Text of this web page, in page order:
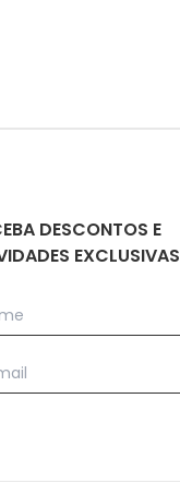
DESCONTOS E
EXCLUSIVAS